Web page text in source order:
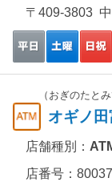
〒409-3803
（おぎのたと
オギノ
店舗種別：
店番号：80037